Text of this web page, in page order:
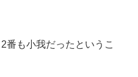
番も小我だったというこ